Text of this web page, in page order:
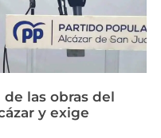
las obras del
y exige